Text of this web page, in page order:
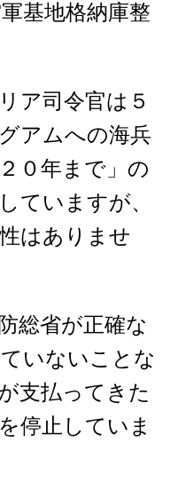
基地格納庫整
ア司令官は５
アムへの海兵
０年まで」の
ていますが、
はありませ
総省が正確な
いないことな
支払ってきた
停止していま